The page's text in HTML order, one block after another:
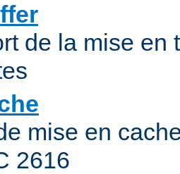
de la mise en
mise en
2616